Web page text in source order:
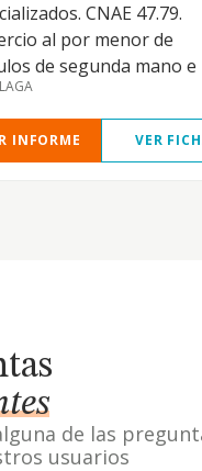
CNAE 47.79.
al por menor de
de segunda mano e
INFORME VER
de las
usuarios